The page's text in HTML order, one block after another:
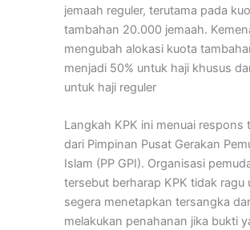
jemaah reguler, terutama pada
tambahan 20.000 jemaah.
mengubah alokasi kuota
menjadi 50% untuk haji khusus
untuk haji reguler
Langkah KPK ini menuai respons
dari Pimpinan Pusat Gerakan
Islam (PP GPI). Organisasi
tersebut berharap KPK tidak ragu
segera menetapkan tersangka
melakukan penahanan jika bukti